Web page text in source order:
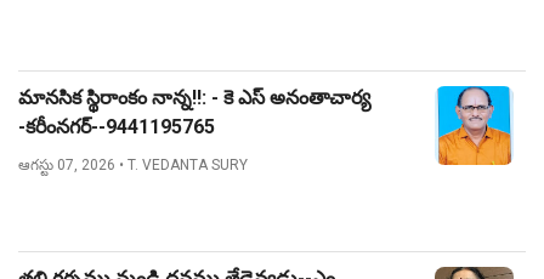
మానసిక స్థిరాంకం నాన్న!!: - కె ఎస్ అనంతాచార్య
-కరీంనగర్--9441195765
ఆగస్టు 07, 2026 • T. VEDANTA SURY